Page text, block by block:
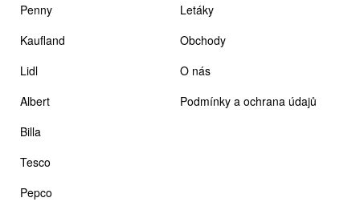
Penny
Kaufland
Lidl
Albert
Billa
Tesco
Pepco
Letáky
Obchody
O nás
Podmínky a ochrana údajů